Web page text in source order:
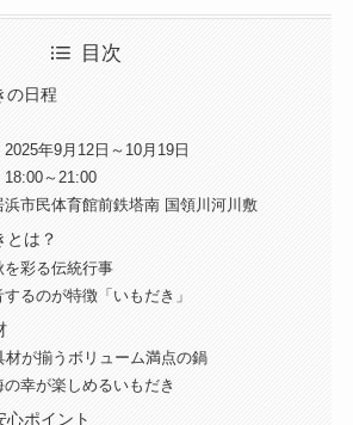
目次
の日程
年9月12日～10月19日
18:00～21:00
浜市民体育館前鉄塔南 国領川河川敷
とは？
を彩る伝統行事
るのが特徴「いもだき」
材が揃うボリューム満点の鍋
幸が楽しめるいもだき
心ポイント